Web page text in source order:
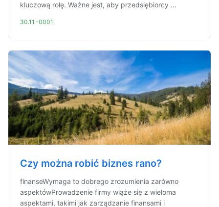
kluczową rolę. Ważne jest, aby przedsiębiorcy ...
30.11.-0001
Czy można robić biznes rano?
finanseWymaga to dobrego zrozumienia zarówno
aspektówProwadzenie firmy wiąże się z wieloma
aspektami, takimi jak zarządzanie finansami i